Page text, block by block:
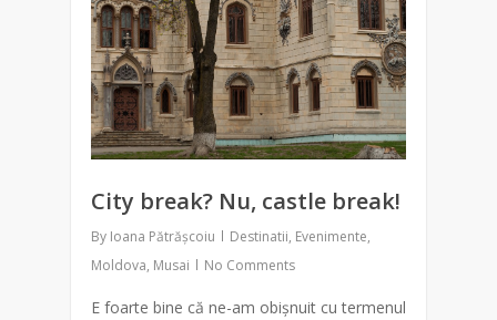
City break? Nu, castle break!
By Ioana Pătrășcoiu Destinatii, Evenimente,
Moldova, Musai No Comments
E foarte bine că ne-am obișnuit cu termenul